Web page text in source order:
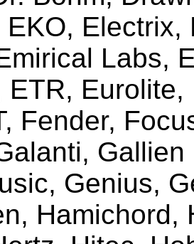
EKO,
Labs,
ETR,
Fender,
Genius,
Hamichord,